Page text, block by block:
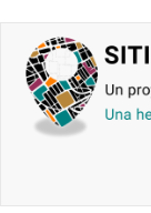
contenido
principal